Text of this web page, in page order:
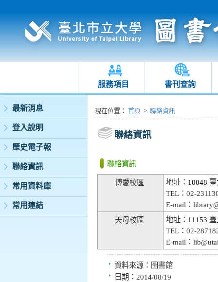
服務項目 書刊查詢
:::
最新消息
登入說明
歷史電子報
聯絡資訊
常用資料庫
常用連結
:::現在位置 ： 首頁 > 聯絡資訊
聯絡資訊
聯絡資訊
博愛校區 地址： 10048
TEL：02-
E-mail：
天母校區
地址： 11153
TEL：02-
E-mail：
資料來源： 圖書館
日期： 2014/08/19